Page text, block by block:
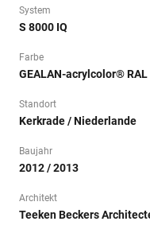
System
S 8000 IQ
Farbe
GEALAN-acrylcolor® RAL
Standort
Kerkrade / Niederlande
Baujahr
2012 / 2013
Architekt
Teeken Beckers